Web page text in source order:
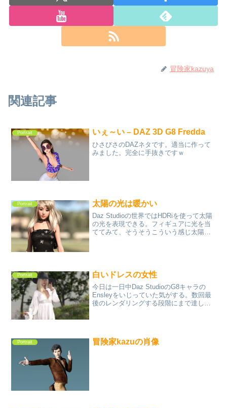
冒険家kazuya
関連記事
Portrait いぇ～い – DAZ 3D G8 Fredda
ひさびさのDAZネタです。適当に作って
みました。完全に手抜きですｗ
Portrait 太陽の光は暖かい
Daz Studioの世界ではHDRiを使って太陽
の光を表現できる。フィギュアに光を当
ててみて、そうそうこういう感じ太陽の
Portrait 白いドレスの女性
今日は一日中Daz StudioのG8キャラの
Ensleyをいじっていた気がする。数回最
後のレンダリングする段階にまで達して
気...
Portrait 冒険家kazuの肖像